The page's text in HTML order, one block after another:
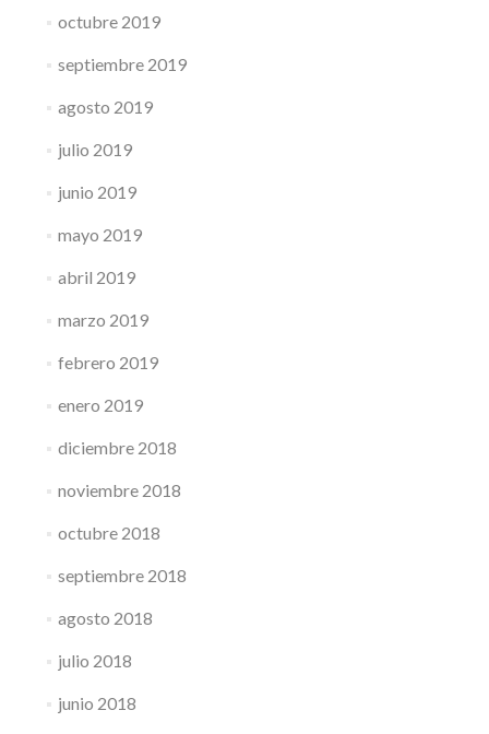
octubre 2019
septiembre 2019
agosto 2019
julio 2019
junio 2019
mayo 2019
abril 2019
marzo 2019
febrero 2019
enero 2019
diciembre 2018
noviembre 2018
octubre 2018
septiembre 2018
agosto 2018
julio 2018
junio 2018